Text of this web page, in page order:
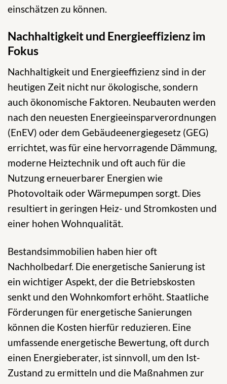
einschätzen zu können.
Nachhaltigkeit und Energieeffizienz im
Fokus
Nachhaltigkeit und Energieeffizienz sind in der
heutigen Zeit nicht nur ökologische, sondern
auch ökonomische Faktoren. Neubauten werden
nach den neuesten Energieeinsparverordnungen
(EnEV) oder dem Gebäudeenergiegesetz (GEG)
errichtet, was für eine hervorragende Dämmung,
moderne Heiztechnik und oft auch für die
Nutzung erneuerbarer Energien wie
Photovoltaik oder Wärmepumpen sorgt. Dies
resultiert in geringen Heiz- und Stromkosten und
einer hohen Wohnqualität.
Bestandsimmobilien haben hier oft
Nachholbedarf. Die energetische Sanierung ist
ein wichtiger Aspekt, der die Betriebskosten
senkt und den Wohnkomfort erhöht. Staatliche
Förderungen für energetische Sanierungen
können die Kosten hierfür reduzieren. Eine
umfassende energetische Bewertung, oft durch
einen Energieberater, ist sinnvoll, um den Ist-
Zustand zu ermitteln und die Maßnahmen zur